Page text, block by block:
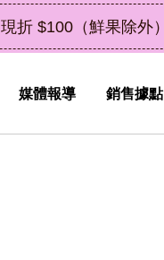
了解詳情 50
天
2
小時
43
分鐘
媒體報導 銷售據點